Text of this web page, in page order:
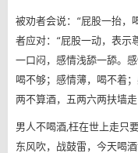
被劝者会说：“屁股一抬，
者应对：“屁股一动，表示
一口闷，感情浅舔一舔。
喝不够；感情薄，喝不着
两不算酒，五两六两扶墙走
男人不喝酒,枉在世上走只
东风吹，战鼓雷，今天喝